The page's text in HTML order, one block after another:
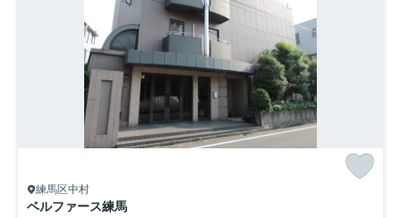
練馬区中村
ベルファース練馬